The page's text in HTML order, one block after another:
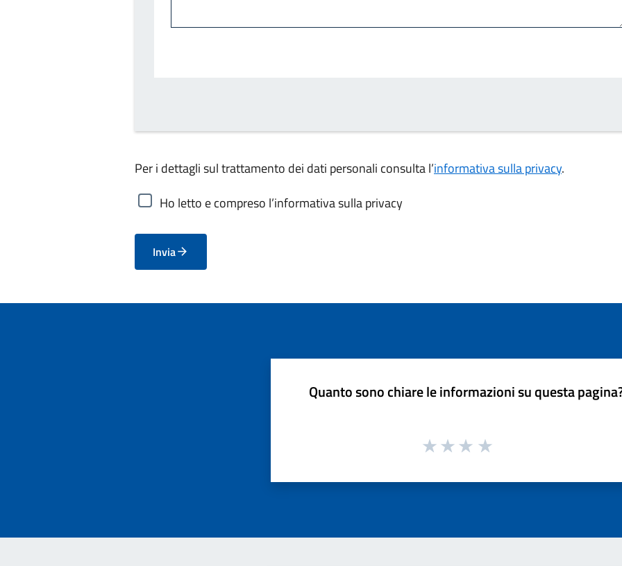
Per i dettagli sul trattamento dei dati personali consulta l’informativa sulla privacy.
Ho letto e compreso l’informativa sulla privacy
Invia
Quanto sono chiare le informazioni su questa